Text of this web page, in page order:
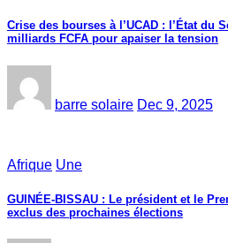
Crise des bourses à l’UCAD : l’État du
milliards FCFA pour apaiser la tension
barre solaire Dec 9, 2025
Afrique Une
GUINÉE-BISSAU : Le président et le
exclus des prochaines élections